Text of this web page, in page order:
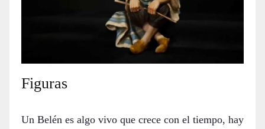
Figuras
Un Belén es algo vivo que crece con el tiempo, hay